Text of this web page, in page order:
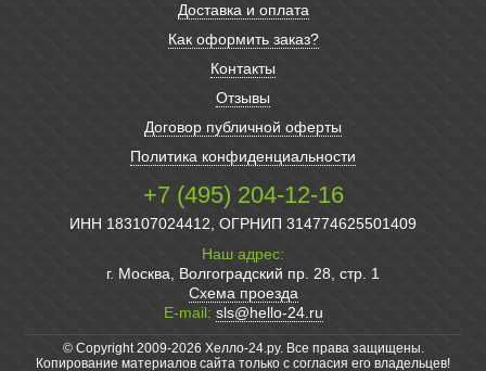
Доставка и оплата
Как оформить заказ?
Контакты
Отзывы
Договор публичной оферты
Политика конфиденциальности
+7 (495) 204-12-16
ИНН 183107024412, ОГРНИП 314774625501409
Наш адрес:
г. Москва, Волгоградский пр. 28, стр. 1
Схема проезда
E-mail: sls@hello-24.ru
© Copyright 2009-2026 Хелло-24.ру. Все права защищены.
Копирование материалов сайта только с согласия его владельцев!